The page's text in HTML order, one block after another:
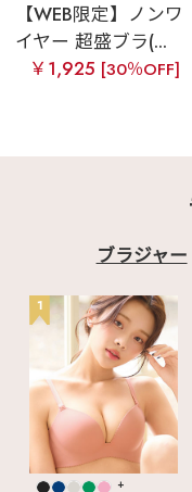
【WEB限定】ノンワ
イヤー 超盛ブラ(...
￥1,925 [30％OFF]
ブラジャー
1
+